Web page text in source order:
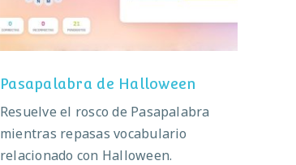
Pasapalabra de Halloween
Resuelve el rosco de Pasapalabra
mientras repasas vocabulario
relacionado con Halloween.